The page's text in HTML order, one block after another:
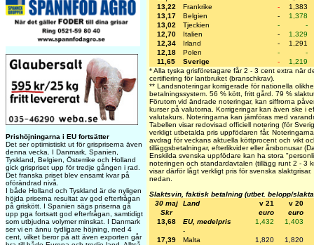
Prishöjningarna i EU fortsätter
Det ser optimistiskt ut för grispriserna även
denna vecka. I Danmark, Spanien,
Tyskland, Belgien, Österrike och Holland
gick grispriset upp för tredje gången i rad.
Det franska priset blev ensamt kvar på
oförändrad nivå.
I både Holland och Tyskland är de nyligen
höjda priserna resultat av god efterfrågan
på griskött. I Spanien sägs priserna gå
upp pga fortsatt god efterfrågan, samtidigt
som utbjudna volymer minskat. I Danmark
ser vi en ännu tydligare höjning, med 4
cent, vilket beror på att även exporten går
13,22
Frankrike -
1,383
13,17
Belgien -
1,378
13,02
Tjeckien -
-
12,70
Italien -
1,329
12,34
Irland -
1,291
12,18
Polen -
-
11,65
Sverige -
1,219
* Alla tyska grisföretagare får 2 - 3 cent extra när
certifiering för lantbruket (branschkrav).
** Landsnoteringar korrigerade för nationella
betalningssystem. 56 % kött, fritt gård. 79 %
Förutom vid ändrade noteringar, kan siffrorna
kurser på valutorna. Korrigeringar kan även ske i
valutakurs. Noteringarna kan jämföras med
Tabellen visar redovisad officiell notering (för
verkligt utbetalda pris uppfödaren får.
avdrag för veckans aktuella köttprocent och vikt
tilläggsbetalningar, efterlikvider eller årsbonusar
Enskilda svenska uppfödare kan ha stora
noteringen och standardavtalen (tillägg runt 2 - 3
visar därför lågt verkligt pris för svenska
nedan.
Slaktsvin, faktisk betalning (utbet. belopp/
30 maj
Land v 21
v 20
Skr
euro
euro
13,68
EU, medelpris 1,432
1,403
-
17,39
Malta 1,820
1,820